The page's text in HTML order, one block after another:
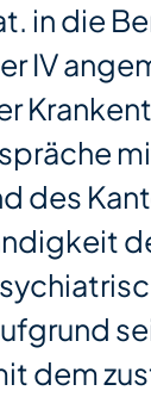
in die
IV
des
dem